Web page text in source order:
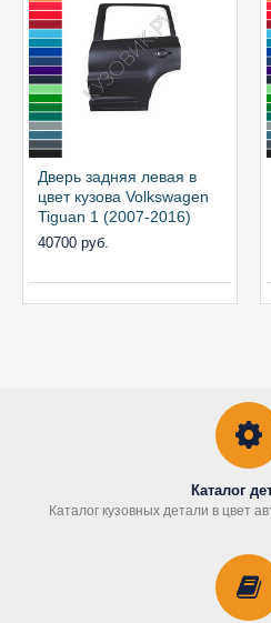
Дверь задняя левая в
цвет кузова Volkswagen
Tiguan 1 (2007-2016)
40700 руб.
Каталог
Каталог кузовных детали в цвет